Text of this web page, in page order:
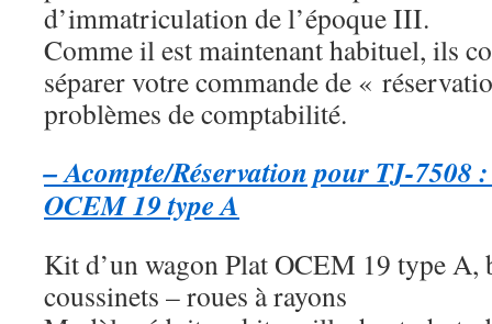
d’immatriculation de l’époque III.
Comme il est maintenant habituel, ils
séparer votre commande de «
problèmes de comptabilité.
– Acompte/Réservation pour TJ-7508
OCEM 19 type A
Kit d’un wagon Plat OCEM 19 type A,
coussinets – roues à rayons